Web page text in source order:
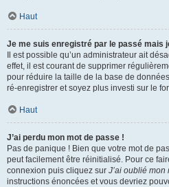
Haut
Je me suis enregistré par le passé mais
Il est possible qu’un administrateur ait
effet, il est courant de supprimer
pour réduire la taille de la base de
ré-enregistrer et soyez plus investi sur le
Haut
J’ai perdu mon mot de passe !
Pas de panique ! Bien que votre mot de
peut facilement être réinitialisé. Pour ce
connexion puis cliquez sur J’ai oublié mon
instructions énoncées et vous devriez